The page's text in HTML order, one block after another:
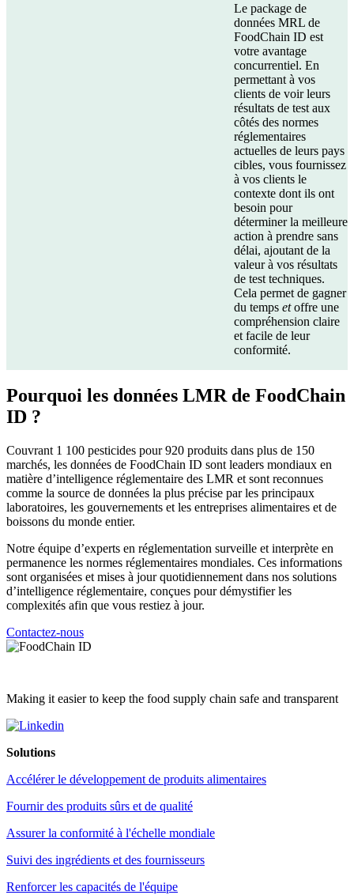
Le package de
données MRL de
FoodChain ID est
votre avantage
concurrentiel. En
permettant à vos
clients de voir leurs
résultats de test aux
côtés des normes
réglementaires
actuelles de leurs pays
cibles, vous fournissez
à vos clients le
contexte dont ils ont
besoin pour
déterminer la meilleure
action à prendre sans
délai, ajoutant de la
valeur à vos résultats
de test techniques.
Cela permet de gagner
du temps etoffre une
compréhension claire
et facile de leur
conformité.
Pourquoi les données LMR de FoodChain
ID ?
Couvrant 1 100 pesticides pour 920 produits dans plus de 150
marchés, les données de FoodChain ID sont leaders mondiaux en
matière d’intelligence réglementaire des LMR et sont reconnues
comme la source de données la plus précise par les principaux
laboratoires, les gouvernements et les entreprises alimentaires et de
boissons du monde entier.
Notre équipe d’experts en réglementation surveille et interprète en
permanence les normes réglementaires mondiales. Ces informations
sont organisées et mises à jour quotidiennement dans nos solutions
d’intelligence réglementaire, conçues pour démystifier les
complexités afin que vous restiez à jour.
Contactez-nous
Making it easier to keep the food supply chain safe and transparent
Solutions
Accélérer le développement de produits alimentaires
Fournir des produits sûrs et de qualité
Assurer la conformité à l'échelle mondiale
Suivi des ingrédients et des fournisseurs
Renforcer les capacités de l'équipe